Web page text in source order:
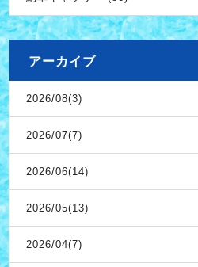
アーカイブ
2026/08(3)
2026/07(7)
2026/06(14)
2026/05(13)
2026/04(7)